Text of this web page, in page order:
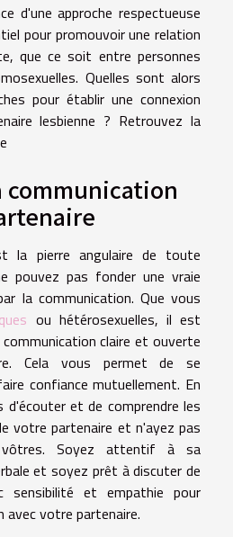
d'une approche respectueuse
pour promouvoir une relation
que ce soit entre personnes
Quelles sont alors
pour établir une connexion
lesbienne ? Retrouvez la
communication
la pierre angulaire de toute
pouvez pas fonder une vraie
la communication. Que vous
ou hétérosexuelles, il est
claire et ouverte
Cela vous permet de se
confiance mutuellement. En
et de comprendre les
votre partenaire et n'ayez pas
vôtres. Soyez attentif à sa
et soyez prêt à discuter de
sensibilité et empathie pour
votre partenaire.